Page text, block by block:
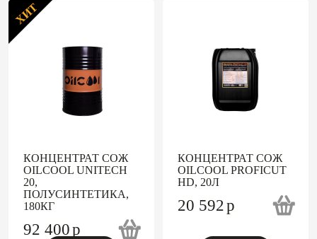
ХИТ
КОНЦЕНТРАТ СОЖ
OILCOOL UNITECH
20,
ПОЛУСИНТЕТИКА,
180КГ
92 400p
КОНЦЕНТРАТ СОЖ
OILCOOL PROFICUT
HD, 20Л
20 592p